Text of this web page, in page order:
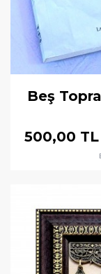
Beş
500,00 TL